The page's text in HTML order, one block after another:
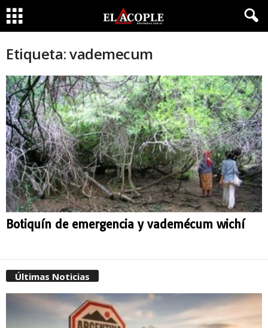
Etiqueta: vademecum
Botiquín de emergencia y vademécum wichí
Últimas Noticias